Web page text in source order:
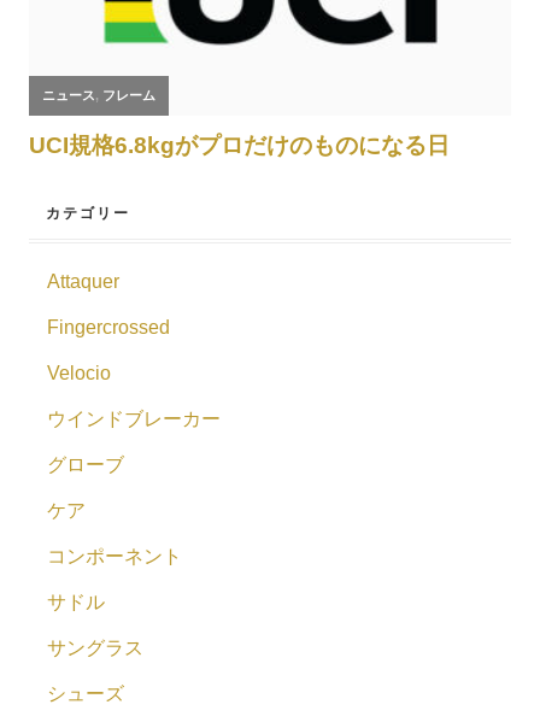
カテゴリー
Attaquer
Fingercrossed
Velocio
ウインドブレーカー
グローブ
ケア
コンポーネント
サドル
サングラス
シューズ